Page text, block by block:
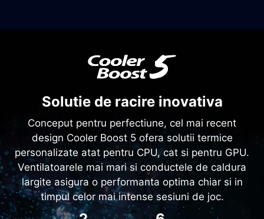
Solutie de racire inovativa
Conceput pentru perfectiune, cel mai recent
design Cooler Boost 5 ofera solutii termice
personalizate atat pentru CPU, cat si pentru GPU.
Ventilatoarele mai mari si conductele de caldura
largite asigura o performanta optima chiar si in
timpul celor mai intense sesiuni de joc.